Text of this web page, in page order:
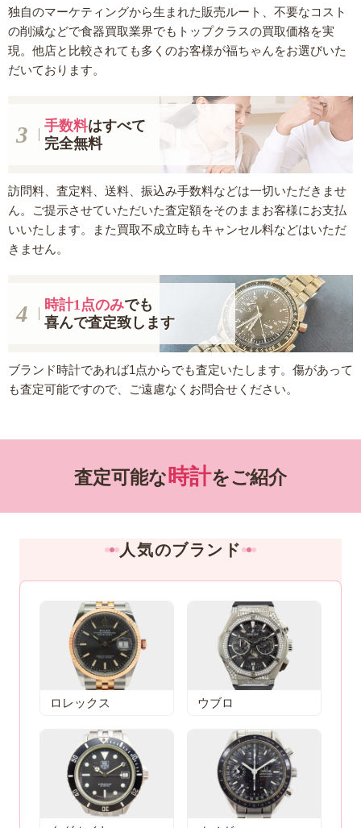
独自のマーケティングから生まれた販売ルート、不要なコスト
の削減などで食器買取業界でもトップクラスの買取価格を実
現。他店と比較されても多くのお客様が福ちゃんをお選びいた
だいております。
手数料はすべて
完全無料
訪問料、査定料、送料、振込み手数料などは一切いただきませ
ん。ご提示させていただいた査定額をそのままお客様にお支払
いいたします。また買取不成立時もキャンセル料などはいただ
きません。
時計1点のみでも
喜んで査定致します
ブランド時計であれば1点からでも査定いたします。傷があって
も査定可能ですので、ご遠慮なくお問合せください。
査定可能な 時計をご紹介
人気のブランド
ロレックス ウブロ